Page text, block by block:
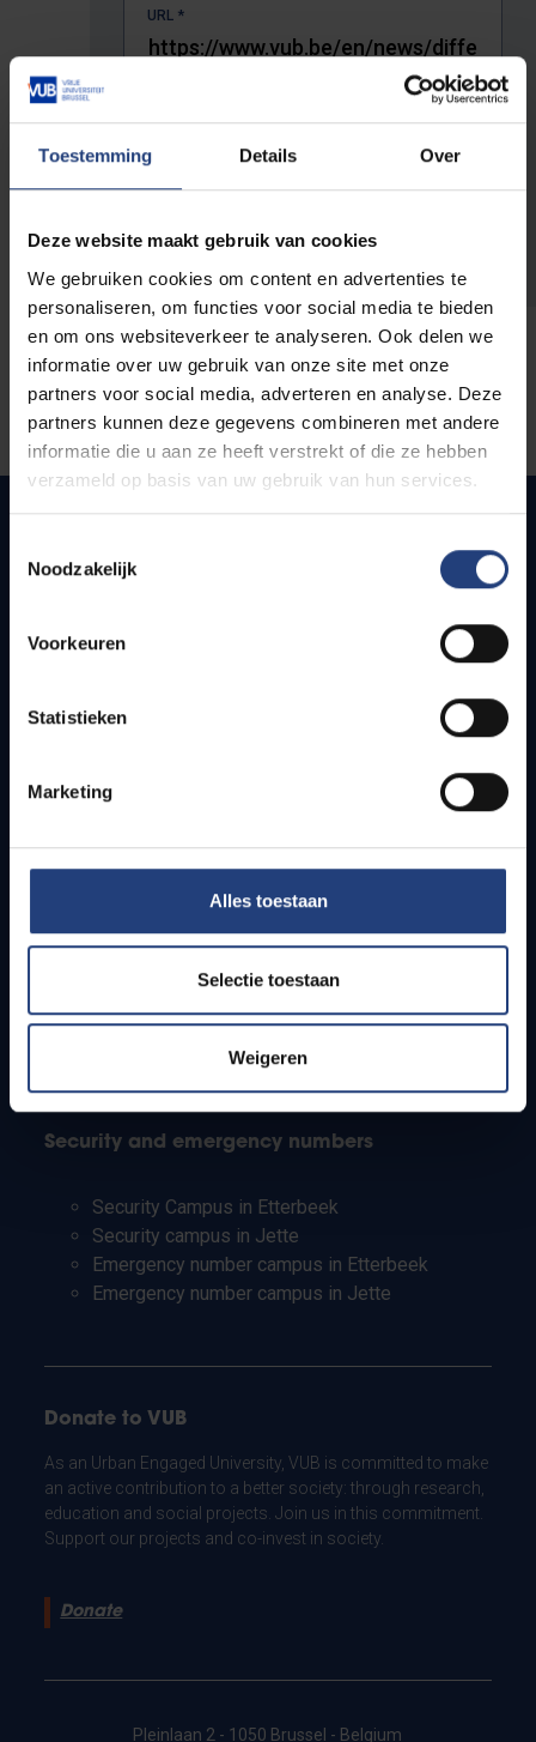
Toestemming Details Over
Deze website maakt gebruik van cookies
We gebruiken cookies om content en advertenties te
personaliseren, om functies voor social media te bieden
en om ons websiteverkeer te analyseren. Ook delen we
informatie over uw gebruik van onze site met onze
partners voor social media, adverteren en analyse. Deze
partners kunnen deze gegevens combineren met andere
informatie die u aan ze heeft verstrekt of die ze hebben
verzameld op basis van uw gebruik van hun services.
Noodzakelijk
Voorkeuren
Statistieken
Marketing
Alles toestaan
Selectie toestaan
Weigeren
URL *
The full URL of the page where you encountered the error.
Quick links
How to get to the VUB campuses
Students
PhD students
Teachers and secondary schools
Working students
Security and emergency numbers
Security Campus in Etterbeek
Security campus in Jette
Emergency number campus in Etterbeek
Emergency number campus in Jette
Donate to VUB
As an Urban Engaged University, VUB is committed to make
an active contribution to a better society: through research,
education and social projects. Join us in this commitment.
Support our projects and co-invest in society.
Donate
Pleinlaan 2 - 1050 Brussel - Belgium